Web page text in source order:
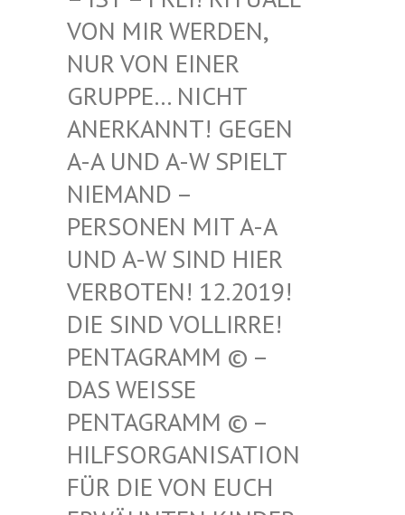
MIR WERDEN, NUR
VON EINER GRU
PPE… NICHT ANE
RKANNT! GEGEN A-A
UND A-W SPIELT NIE
MAND – PER
SONEN MIT A-A UND
A-W SIND HIER VER
BOTEN! 12.2019! DIE
SIND VOLLIRRE! PEN
TAGRAMM © – DAS
WEISSE PENT
AGRAMM © – HILF
SORGANISATION FÜR
DIE VON EUCH ERWÄ